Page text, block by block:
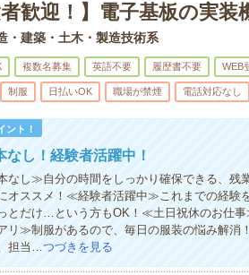
者歓迎！】電子基板の実
・建築・土木・製造技術系
複数名募集 英語不要 履歴書不要 WEB
制服 日払いOK 職場が禁煙 電話対応なし
ント！
なし！経験者活躍中！
なし≫自分の時間をしっかり確保できる、残
オススメ！≪経験者活躍中≫これまでの経験
とだけ…という方もOK！≪土日祝休のお仕
リ≫制服があるので、毎日の服装の悩み解
担当…つづきを見る